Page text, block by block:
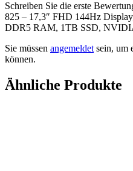
Schreiben Sie die erste
825 – 17,3″ FHD 144Hz
DDR5 RAM, 1TB SSD,
Sie müssen angemeldetsein, um
können.
Ähnliche Produkte